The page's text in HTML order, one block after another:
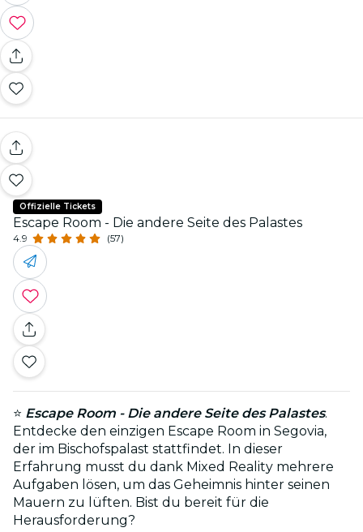
Offizielle Tickets
Escape Room - Die andere Seite des Palastes
4.9 (57)
⭐ Escape Room - Die andere Seite des Palastes.
Entdecke den einzigen Escape Room in Segovia,
der im Bischofspalast stattfindet. In dieser
Erfahrung musst du dank Mixed Reality mehrere
Aufgaben lösen, um das Geheimnis hinter seinen
Mauern zu lüften. Bist du bereit für die
Herausforderung?